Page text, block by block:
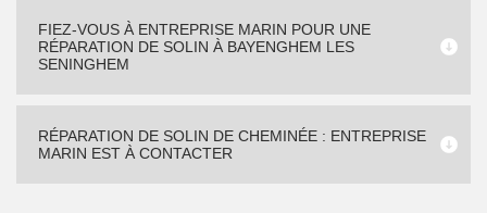
FIEZ-VOUS À ENTREPRISE MARIN POUR UNE
RÉPARATION DE SOLIN À BAYENGHEM LES
SENINGHEM
RÉPARATION DE SOLIN DE CHEMINÉE : ENTREPRISE
MARIN EST À CONTACTER